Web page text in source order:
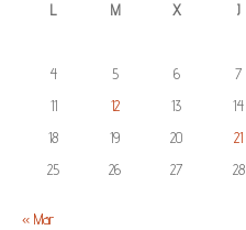
L
M X J
4
5 6 7
11
12 13 14
18
19 20 21
25
26 27 28
« Mar